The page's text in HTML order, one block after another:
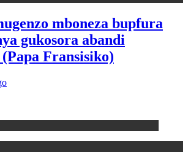
mboneza bupfura
gukosora abandi
Fransisiko)